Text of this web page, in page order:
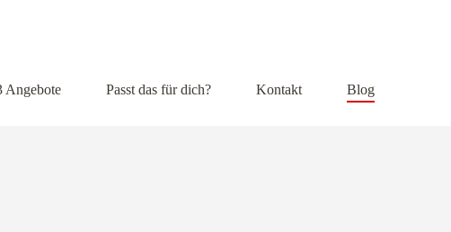
Angebote Passt das für dich? Kontakt Blog